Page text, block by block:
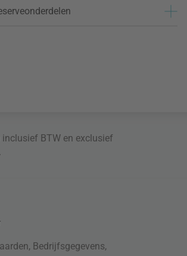
BTW en exclusief
, Bedrijfsgegevens,